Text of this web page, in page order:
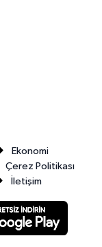
Ekonomi
Çerez Politikası
İletişim